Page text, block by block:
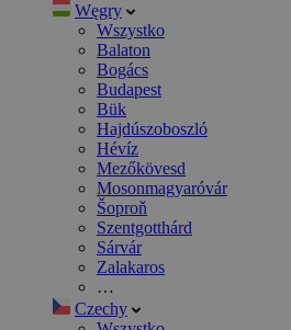
Węgry
Wszystko
Balaton
Bogács
Budapest
Bük
Hajdúszoboszló
Hévíz
Mezőkövesd
Mosonmagyaróvár
Šoproň
Szentgotthárd
Sárvár
Zalakaros
…
Czechy